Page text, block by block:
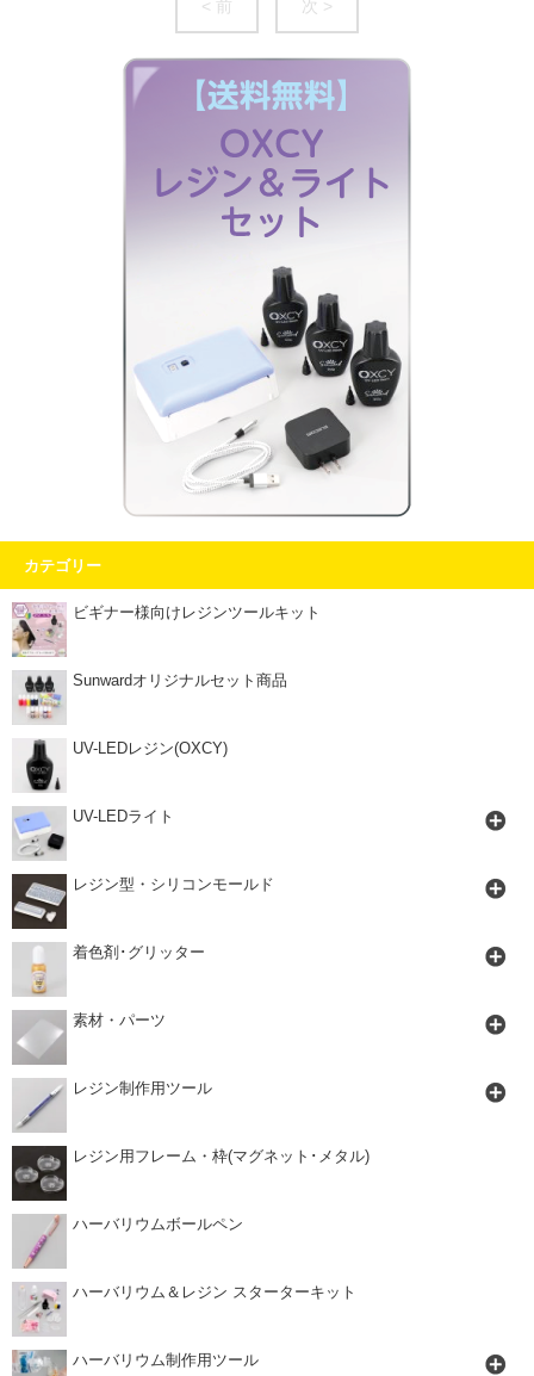
< 前 次 >
カテゴリー
ビギナー様向けレジンツールキット
Sunwardオリジナルセット商品
UV-LEDレジン(OXCY)
UV-LEDライト
レジン型・シリコンモールド
着色剤･グリッター
素材・パーツ
レジン制作用ツール
レジン用フレーム・枠(マグネット･メタル)
ハーバリウムボールペン
ハーバリウム＆レジン スターターキット
ハーバリウム制作用ツール